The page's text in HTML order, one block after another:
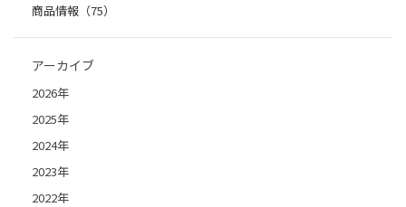
商品情報（75）
アーカイブ
2026年
2025年
2024年
2023年
2022年